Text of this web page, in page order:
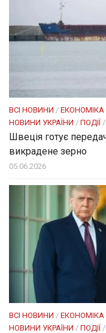
ВСІ НОВИНИ / ЕКОНОМІКА
НОВИНИ УКРАЇНИ / ПОДІЇ/
Швеція готує
викрадене зерно
05.06.2026
ВСІ НОВИНИ / ЕКОНОМІКА
НОВИНИ УКРАЇНИ / ПОДІЇ/